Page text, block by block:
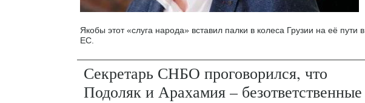
Якобы этот «слуга народа» вставил палки в колеса Грузии на её пути в
ЕС.
Секретарь СНБО проговорился, что
Подоляк и Арахамия – безответственные